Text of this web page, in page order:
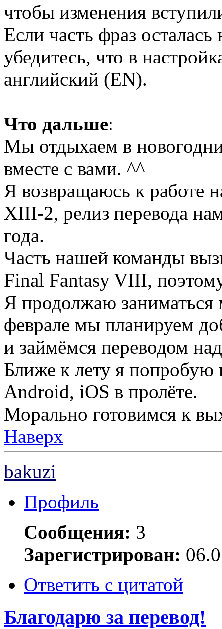
чтобы изменения
Если часть фраз
убедитесь, что в
английский (EN).
Что дальше:
Мы отдыхаем в
вместе с вами. ^^
Я возвращаюсь к работе
XIII-2, релиз перевода
года.
Часть нашей команды
Final Fantasy VIII,
Я продолжаю
феврале мы планируем
и займёмся переводом
Ближе к лету я попробую
Android, iOS в пролёте.
Морально готовимся к
Наверх
bakuzi
Профиль
Сообщения: 3
Зарегистрирован:
Ответить с цитатой
Благодарю за перевод!